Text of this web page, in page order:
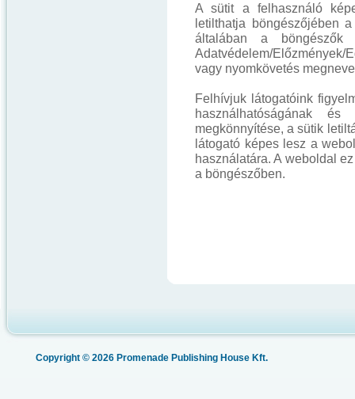
A sütit a felhasználó
letilthatja böngészőjében
általában a böngészők
Adatvédelem/Előzmények/
vagy nyomkövetés
Felhívjuk látogatóink
használhatóságának és
megkönnyítése, a sütik
látogató képes lesz a
használatára. A weboldal
a böngészőben.
Copyright © 2026 Promenade Publishing House Kft.